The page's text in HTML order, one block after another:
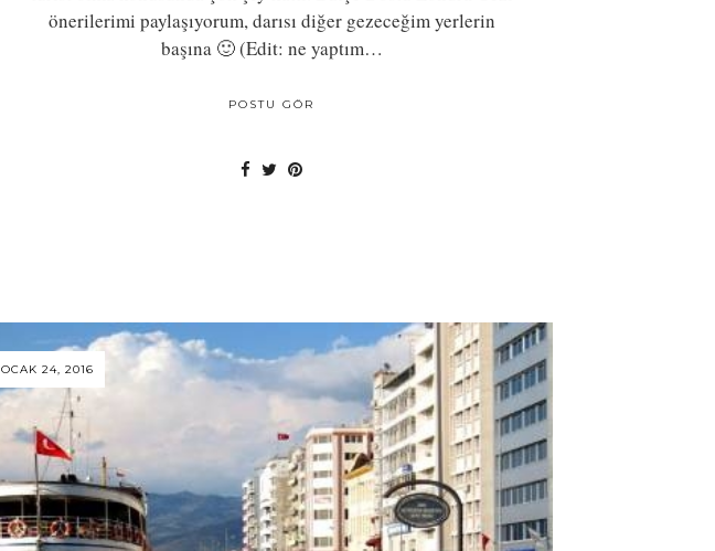
önerilerimi paylaşıyorum, darısı diğer gezeceğim yerlerin
başına 🙂 (Edit: ne yaptım…
POSTU GÖR
OCAK 24, 2016